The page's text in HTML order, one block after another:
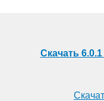
Скачать